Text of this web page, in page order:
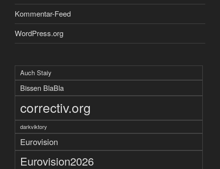
Kommentar-Feed
WordPress.org
Auch Staiy
Bissen BlaBla
correctiv.org
darkviktory
Eurovision
Eurovision2026